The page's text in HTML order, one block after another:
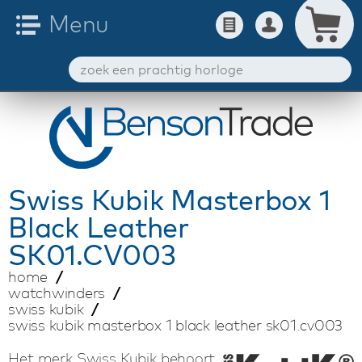
Swiss KubikMasterbox 1
Black Leather
SK01.CV003
home
watchwinders
swiss kubik
swiss kubik masterbox 1 black leather sk01.cv003